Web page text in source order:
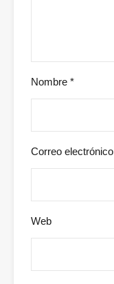
Nombre *
Correo electrónico
Web